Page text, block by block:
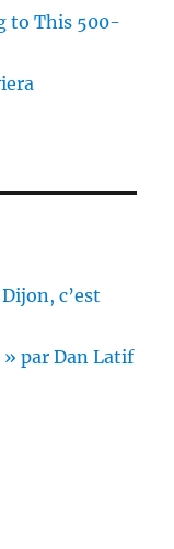
to This 500-
c’est
par Dan Latif